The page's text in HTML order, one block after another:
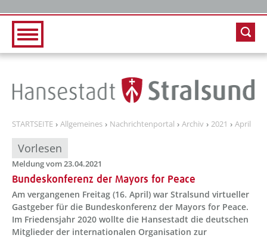
STARTSEITE Allgemeines Nachrichtenportal Archiv 2021 April
Vorlesen
Meldung vom 23.04.2021
Bundeskonferenz der Mayors for Peace
Am vergangenen Freitag (16. April) war Stralsund virtueller
Gastgeber für die Bundeskonferenz der Mayors for Peace.
Im Friedensjahr 2020 wollte die Hansestadt die deutschen
Mitglieder der internationalen Organisation zur